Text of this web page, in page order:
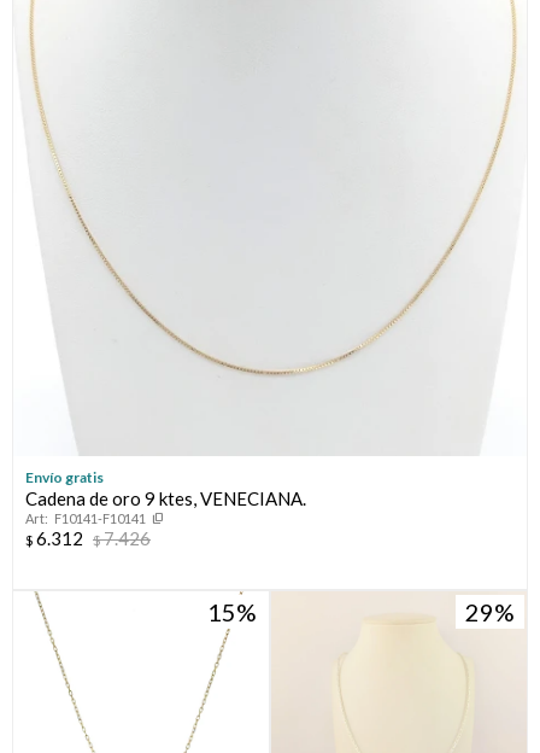
Envío gratis
Cadena de oro 9 ktes, VENECIANA.
F10141-F10141
$ 6.312 $7.426
15 29